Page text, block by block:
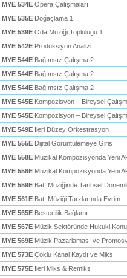
MYE 534E Opera Çalışmaları
MYE 535E Doğaçlama 1
MYE 539E Oda Müziği Topluluğu 1
MYE 542E Prodüksiyon Analizi
MYE 544E Bağımsız Çalışma 2
MYE 544E Bağımsız Çalışma 2
MYE 544E Bağımsız Çalışma 2
MYE 545E Kompozisyon – Bireysel
MYE 545E Kompozisyon – Bireysel
MYE 549E İleri Düzey Orkestrasyon
MYE 555E Dijital Görüntülemeye Giriş
MYE 558E Müzikal Kompozisyonda Yeni
MYE 558E Müzikal Kompozisyonda Yeni
MYE 559E Batı Müziğinde Tarihsel
MYE 561E Batı Müziği Tarzlarında Evrim
MYE 565E Bestecilik Bağlamı
MYE 567E Müzik Sektöründe Hukuki
MYE 569E Müzik Pazarlaması ve
MYE 573E Çoklu Kanal Kaydı ve Miks
MYE 575E İleri Miks & Remiks